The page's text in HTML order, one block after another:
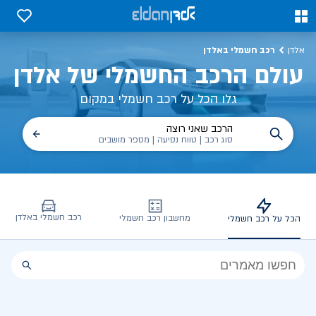
0
0
אלדן רכב חשמלי באלדן
עולם הרכב החשמלי של אלדן
גלו הכל על רכב חשמלי במקום
הרכב שאני רוצה
סוג רכב | טווח נסיעה | מספר מושבים
הכל על רכב חשמלי מחשבון רכב חשמלי רכב חשמלי באלדן
הכל
הכל על רכב חשמלי, שימושים, טכנולוגיה וכל מה שכדי לדעת | אלדן